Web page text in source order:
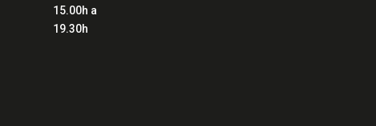
15.00h a
19.30h